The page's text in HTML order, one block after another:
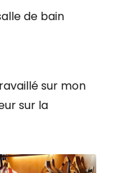
de bain
sur mon
sur la